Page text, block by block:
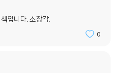
교는 사실 ‘아브라함의 종교’라는 같
종교는 어쩌다 ‘피로 물든’ 갈등의
음과 종교적 활동에 관해 얼마나 다른
교는 ‘메시아’로 믿은 예수가 십자가
입니다. 소장각.
0